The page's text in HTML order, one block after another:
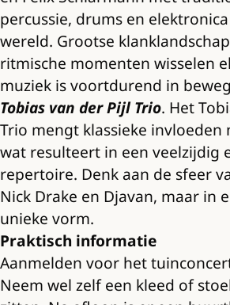
percussie, drums en
wereld. Grootse
ritmische momenten wisselen
muziek is voortdurend in
Tobias van der Pijl Trio. Het
Trio mengt klassieke invloeden
wat resulteert in een veelzijdig
repertoire. Denk aan de sfeer
Nick Drake en Djavan, maar in
unieke vorm.
Praktisch informatie
Aanmelden voor het
Neem wel zelf een kleed of